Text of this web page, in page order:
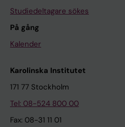
Studiedeltagare sökes
På gång
Kalender
Karolinska Institutet
171 77 Stockholm
Tel: 08-524 800 00
Fax: 08-31 11 01